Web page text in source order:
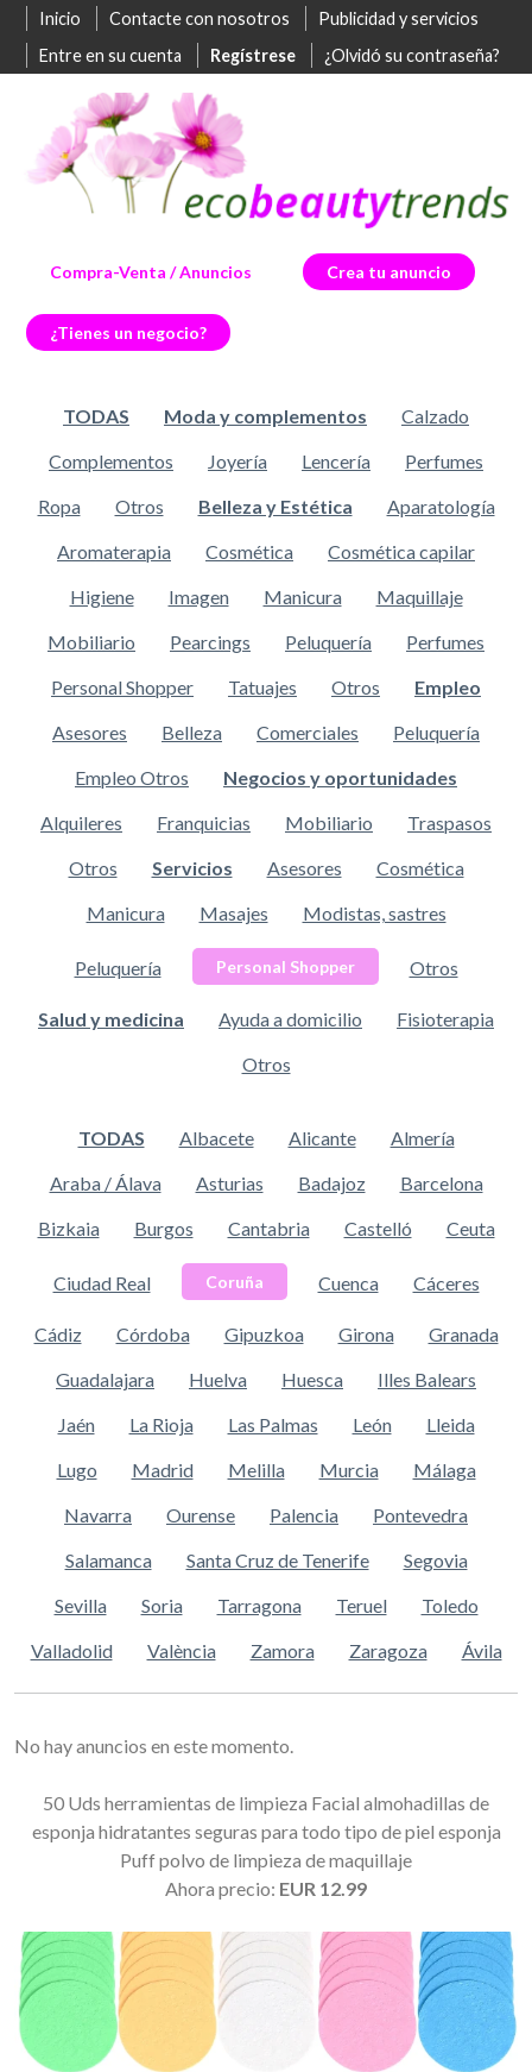
Inicio Contacte con nosotros
Publicidad y servicios
Entre en su cuenta
Regístrese ¿Olvidó su contraseña?
Compra-Venta / Anuncios Crea tu anuncio
¿Tienes un negocio?
TODAS Moda y complementos
Calzado
Complementos
Joyería Lencería
Perfumes
Ropa
Otros Belleza y Estética
Aparatología
Aromaterapia
Cosmética
Cosmética capilar
Higiene
Imagen Manicura
Maquillaje
Mobiliario
Pearcings Peluquería
Perfumes
Personal Shopper
Tatuajes Otros
Empleo
Asesores
Belleza Comerciales
Peluquería
Empleo Otros
Negocios y oportunidades
Alquileres
Franquicias Mobiliario
Traspasos
Otros
Servicios Asesores
Cosmética
Manicura
Masajes Modistas, sastres
Peluquería Personal Shopper Otros
Salud y medicina Ayuda a domicilio
Fisioterapia
Otros
TODAS Albacete Alicante
Almería
Araba / Álava
Asturias Badajoz
Barcelona
Bizkaia
Burgos Cantabria Castelló Ceuta
Ciudad Real Coruña Cuenca Cáceres
Cádiz Córdoba Gipuzkoa Girona
Granada
Guadalajara
Huelva Huesca
Illes Balears
Jaén
La Rioja Las Palmas León
Lleida
Lugo
Madrid Melilla Murcia
Málaga
Navarra
Ourense Palencia
Pontevedra
Salamanca
Santa Cruz de Tenerife
Segovia
Sevilla
Soria Tarragona Teruel
Toledo
Valladolid
València Zamora Zaragoza Ávila
No hay anuncios en este momento.
50 Uds herramientas de limpieza Facial almohadillas de
esponja hidratantes seguras para todo tipo de piel esponja
Puff polvo de limpieza de maquillaje
Ahora precio: EUR 12.99